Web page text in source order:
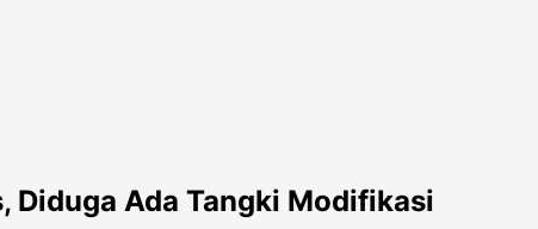
Diduga Ada Tangki Modifikasi